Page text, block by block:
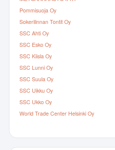
Pommisuoja Oy
Sokerilinnan Tontit Oy
SSC Ahti Oy
SSC Esko Oy
SSC Kiisla Oy
SSC Lunni Oy
SSC Suula Oy
SSC Uikku Oy
SSC Ukko Oy
World Trade Center Helsinki Oy